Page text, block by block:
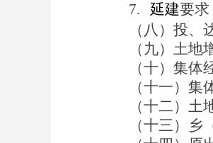
7.
延建要求
（八）投、
（九）土地
（十）集
（十一）集
（十二）土
（十三）
乡